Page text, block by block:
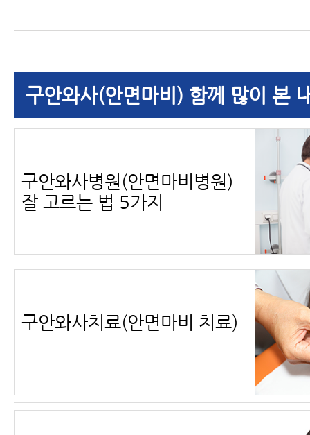
구안와사(안면마비) 함께 많이 본
구안와사병원(안면마비병원)
잘 고르는 법 5가지
구안와사치료(안면마비 치료)